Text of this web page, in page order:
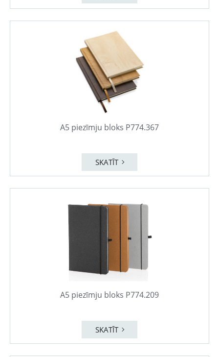
A5 piezīmju bloks P774.367
SKATĪT
A5 piezīmju bloks P774.209
SKATĪT